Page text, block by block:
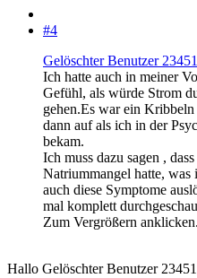
#4
Gelöschter Benutzer
Ich hatte auch in meiner
Gefühl, als würde Strom
gehen.Es war ein
dann auf als ich in der
bekam.
Ich muss dazu sagen ,
Natriummangel hatte,
auch diese Symptome
mal komplett
Zum Vergrößern
Hallo Gelöschter Benutzer